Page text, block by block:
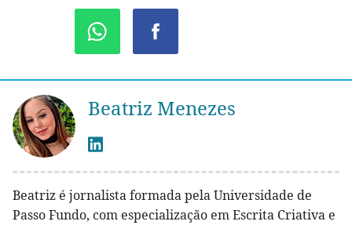
Beatriz Menezes
Beatriz é jornalista formada pela Universidade de
Passo Fundo, com especialização em Escrita Criativa e